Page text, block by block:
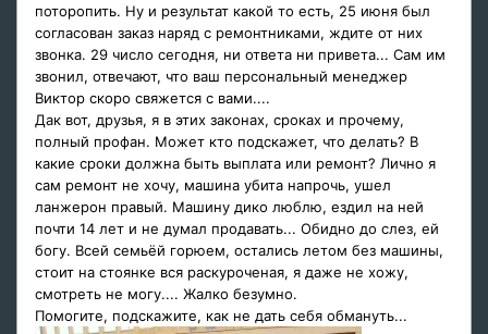
поторопить. Ну и результат какой то есть, 25 июня был
согласован заказ наряд с ремонтниками, ждите от них
звонка. 29 число сегодня, ни ответа ни привета... Сам им
звонил, отвечают, что ваш персональный менеджер
Виктор скоро свяжется с вами....
Дак вот, друзья, я в этих законах, сроках и прочему,
полный профан. Может кто подскажет, что делать? В
какие сроки должна быть выплата или ремонт? Лично я
сам ремонт не хочу, машина убита напрочь, ушел
ланжерон правый. Машину дико люблю, ездил на ней
почти 14 лет и не думал продавать... Обидно до слез, ей
богу. Всей семьёй горюем, остались летом без машины,
стоит на стоянке вся раскуроченая, я даже не хожу,
смотреть не могу.... Жалко безумно.
Помогите, подскажите, как не дать себя обмануть...